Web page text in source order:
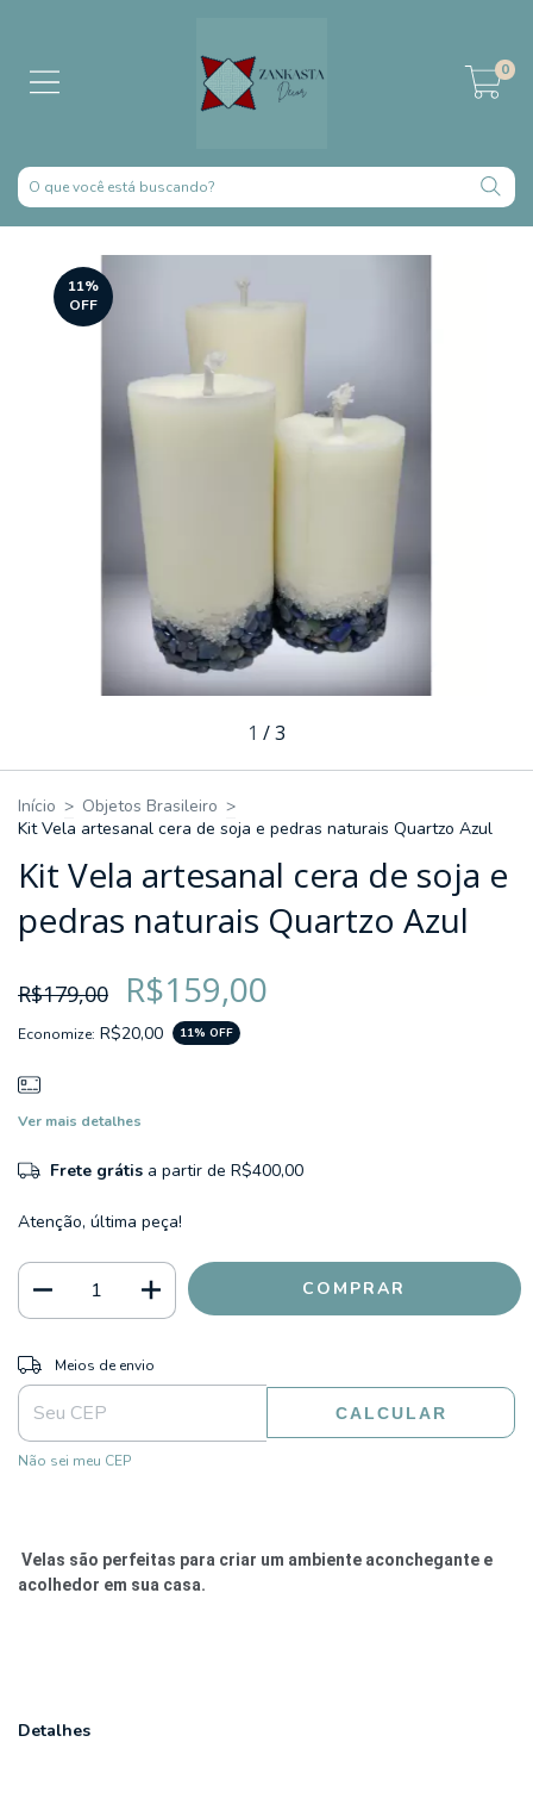
0
11%
OFF
1 /3
Início > Objetos Brasileiro >
Kit Vela artesanal cera de soja e pedras naturais Quartzo Azul
Kit Vela artesanal cera de soja e
pedras naturais Quartzo Azul
R$179,00 R$159,00
Economize: R$20,00 11% OFF
Ver mais detalhes
Frete grátis a partir de R$400,00
Atenção, última peça!
Entregas para o CEP:
Meios de envio
CALCULAR
Não sei meu CEP
Velas são perfeitas para criar um ambiente aconchegante e
acolhedor em sua casa.
Detalhes